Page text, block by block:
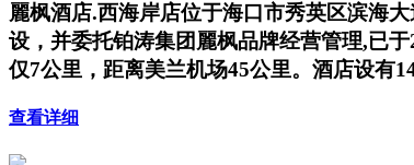
麗枫酒店.西海岸店位于海口市秀英区滨海
设，并委托铂涛集团麗枫品牌经营管理,已
仅7公里，距离美兰机场45公里。酒店设有
查看详细